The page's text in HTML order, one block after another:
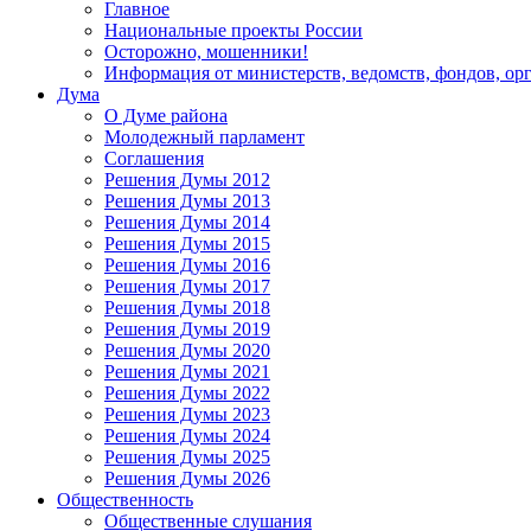
Главное
Национальные проекты России
Осторожно, мошенники!
Информация от министерств, ведомств, фондов,
Дума
О Думе района
Молодежный парламент
Соглашения
Решения Думы 2012
Решения Думы 2013
Решения Думы 2014
Решения Думы 2015
Решения Думы 2016
Решения Думы 2017
Решения Думы 2018
Решения Думы 2019
Решения Думы 2020
Решения Думы 2021
Решения Думы 2022
Решения Думы 2023
Решения Думы 2024
Решения Думы 2025
Решения Думы 2026
Общественность
Общественные слушания